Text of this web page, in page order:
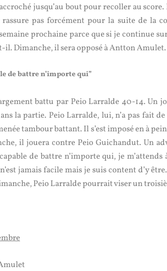
jusqu’au bout pour recoller au
pas forcément pour la suite de la
prochaine parce que si je continue
Dimanche, il sera opposé à Antton Amulet.
de battre n’importe qui”
battu par Peio Larralde 40-14. Un
la partie. Peio Larralde, lui, n’a pas fait
tambour battant. Il s’est imposé en à
il jouera contre Peio Guichandut. Un
de battre n’importe qui, je
jamais facile mais je suis content d’y
Peio Larralde pourrait viser un